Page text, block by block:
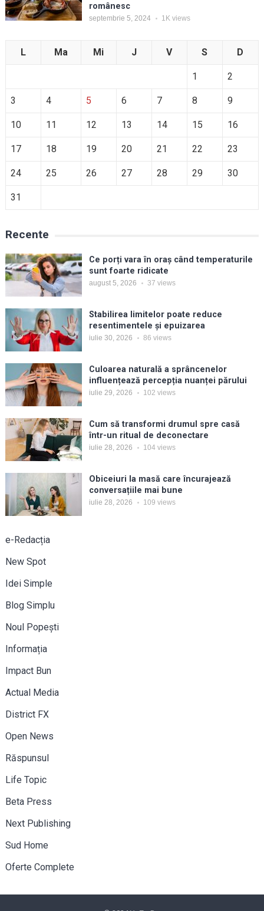
românesc
septembrie 5, 2024 1Kviews
L Ma Mi J V S D
1 2
3 4 5 6 7 8 9
10 11 12 13 14 15 16
17 18 19 20 21 22 23
24 25 26 27 28 29 30
31
Recente
Ce porți vara în oraș când temperaturile
sunt foarte ridicate
august 5, 2026 37 views
Stabilirea limitelor poate reduce
resentimentele și epuizarea
iulie 30, 2026 86 views
Culoarea naturală a sprâncenelor
influențează percepția nuanței părului
iulie 29, 2026 102 views
Cum să transformi drumul spre casă
într-un ritual de deconectare
iulie 28, 2026 104 views
Obiceiuri la masă care încurajează
conversațiile mai bune
iulie 28, 2026 109 views
e-Redacția
New Spot
Idei Simple
Blog Simplu
Noul Popești
Informația
Impact Bun
Actual Media
District FX
Open News
Răspunsul
Life Topic
Beta Press
Next Publishing
Sud Home
Oferte Complete